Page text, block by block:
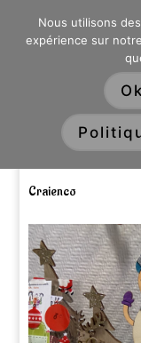
0603176412 -
DANS
Craienco
Nous utilisons
expérience sur
Ok